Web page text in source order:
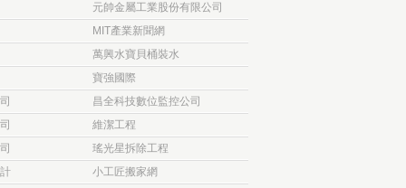
元帥金屬工業股份有限公司
MIT產業新聞網
萬興水寶貝桶裝水
寶強國際
昌全科技數位監控公司
維潔工程
瑤光星拆除工程
小工匠搬家網